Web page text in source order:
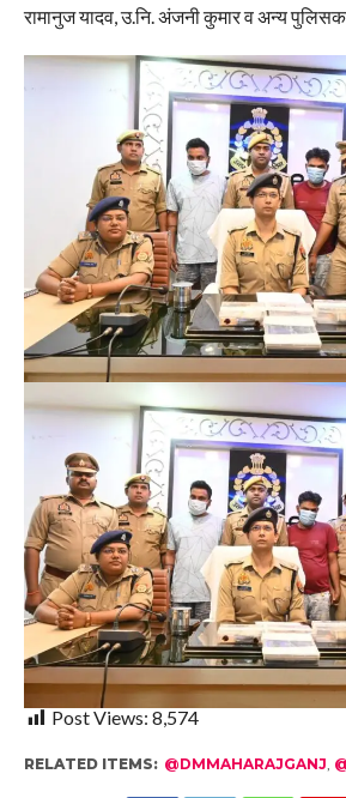
रामानुज यादव, उ.नि. अंजनी कुमार व अन्य
Post Views: 8,574
RELATED ITEMS: @DMMAHARAJGANJ,